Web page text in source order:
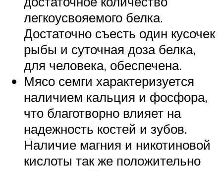
легкоусвояемого белка.
Достаточно съесть один кусочек
рыбы и суточная доза белка,
для человека, обеспечена.
Мясо семги характеризуется
наличием кальция и фосфора,
что благотворно влияет на
надежность костей и зубов.
Наличие магния и никотиновой
кислоты так же положительно